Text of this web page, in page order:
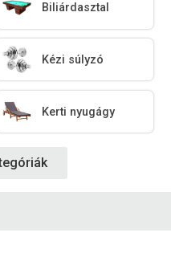
Biliárdasztal
Kézi súlyzó
Kerti nyugágy